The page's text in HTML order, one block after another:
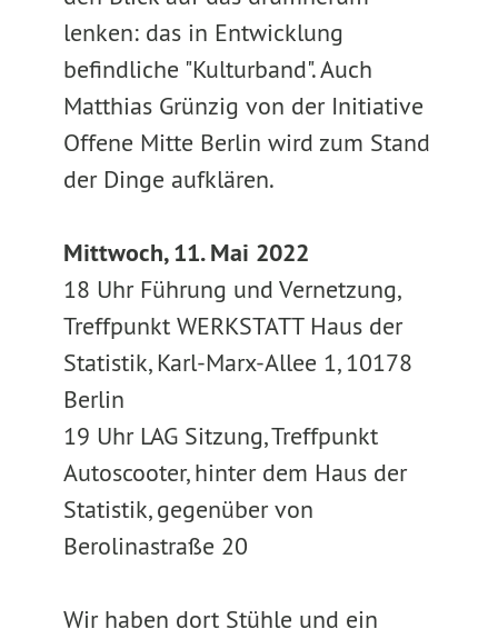
lenken: das in Entwicklung
befindliche "Kulturband". Auch
Matthias Grünzig von der Initiative
Offene Mitte Berlin wird zum Stand
der Dinge aufklären.
Mittwoch, 11. Mai 2022
18 Uhr Führung und Vernetzung,
Treffpunkt WERKSTATT Haus der
Statistik, Karl-Marx-Allee 1, 10178
Berlin
19 Uhr LAG Sitzung, Treffpunkt
Autoscooter, hinter dem Haus der
Statistik, gegenüber von
Berolinastraße 20
Wir haben dort Stühle und ein